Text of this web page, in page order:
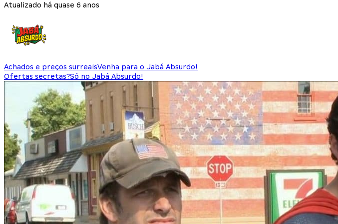
Atualizado há quase 6 anos
Achados e preços surreaisVenha para o Jabá Absurdo!
Ofertas secretas?Só no Jabá Absurdo!